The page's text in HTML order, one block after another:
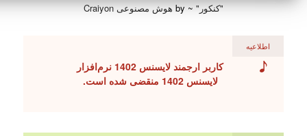
"کنکور"~ by هوش مصنوعی Craiyon
اطلاعیه
کاربر ارجمند لایسنس 1402 نرم‌افزار
لایسنس 1402 منقضی شده است.